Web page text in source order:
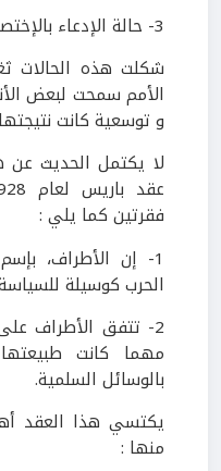
3- حالة الإدعاء بالإختصاص الوطني.
شكلت هذه الحالات
الأمم سمحت لبعض
و توسعية كانت نتيجتها
لا يكتمل الحديث عن
عقد باريس لعام 1928
فقرتين كما يلي :
1- إن الأطراف،
الحرب كوسيلة
2- تتفق الأطراف
مهما كانت
بالوسائل السلمية.
يكتسي هذا العقد
منها :